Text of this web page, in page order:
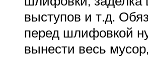
выступов и т.д.
перед шлифовкой
вынести весь